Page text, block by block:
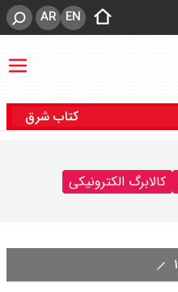
EN
AR
کتاب شرق
کالابرگ الکترونیکی